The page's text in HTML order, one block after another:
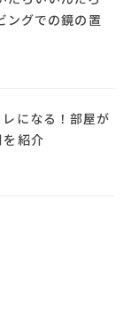
ングでの鏡の置
になる！部屋が
紹介